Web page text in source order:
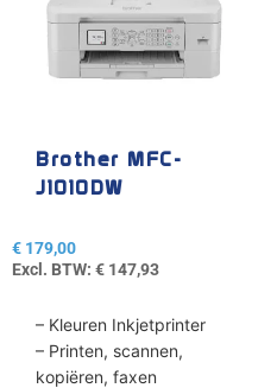
Brother MFC-
J1010DW
€ 179,00
Excl. BTW: € 147,93
– Kleuren Inkjetprinter
– Printen, scannen,
kopiëren, faxen